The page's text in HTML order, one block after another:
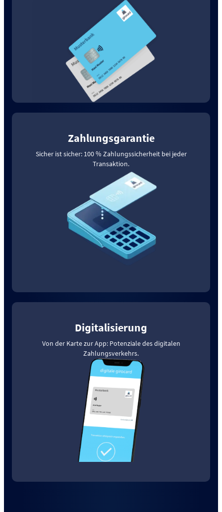
Zahlungsgarantie
Sicher ist sicher: 100 % Zahlungssicherheit bei jeder
Transaktion.
Digitalisierung
Von der Karte zur App: Potenziale des digitalen
Zahlungsverkehrs.